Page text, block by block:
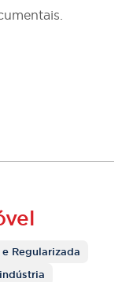
Regularizada